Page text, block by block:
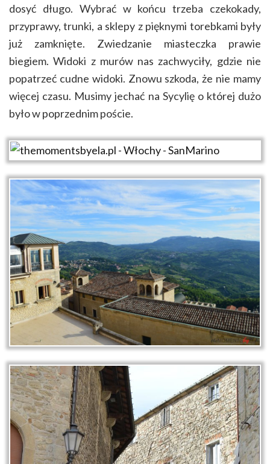
dosyć długo. Wybrać w końcu trzeba czekokady,
przyprawy, trunki, a sklepy z pięknymi torebkami były
już zamknięte. Zwiedzanie miasteczka prawie
biegiem. Widoki z murów nas zachwyciły, gdzie nie
popatrzeć cudne widoki. Znowu szkoda, że nie mamy
więcej czasu. Musimy jechać na Sycylię o której dużo
było w poprzednim poście.